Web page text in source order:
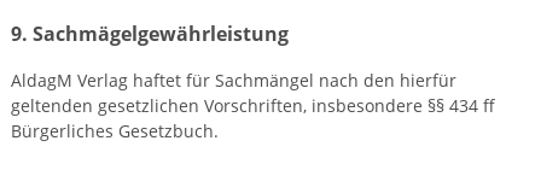
9. Sachmägelgewährleistung
AldagM Verlag haftet für Sachmängel nach den hierfür
geltenden gesetzlichen Vorschriften, insbesondere §§ 434 ff
Bürgerliches Gesetzbuch.